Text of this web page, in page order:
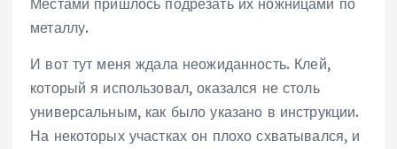
металлу.
И вот тут меня ждала неожиданность. Клей,
который я использовал, оказался не столь
универсальным, как было указано в инструкции.
На некоторых участках он плохо схватывался, и